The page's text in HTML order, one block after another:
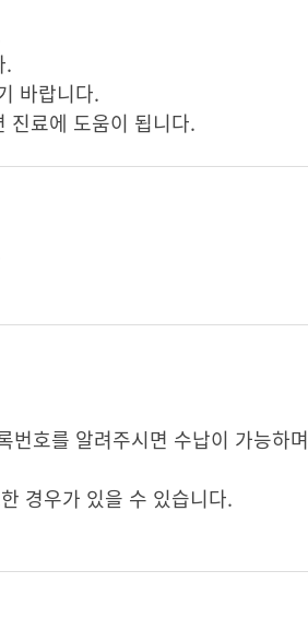
.
바랍니다.
진료에 도움이 됩니다.
번호를 알려주시면 수납이 가능하며
경우가 있을 수 있습니다.